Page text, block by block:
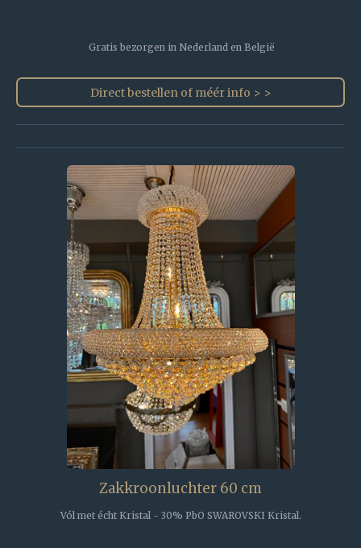
Gratis bezorgen in Nederland en België
Direct bestellen of méér info > >
Zakkroonluchter 60 cm
Vól met écht Kristal - 30% PbO SWAROVSKI Kristal.